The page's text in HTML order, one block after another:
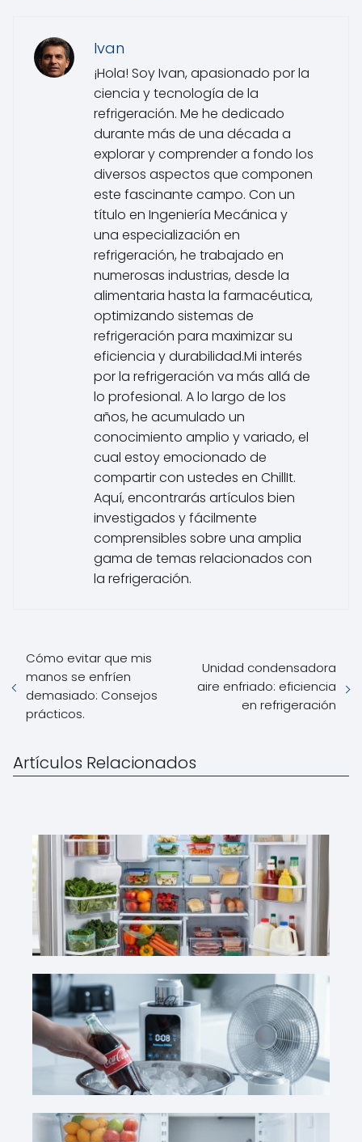
Ivan
¡Hola! Soy Ivan, apasionado por la
ciencia y tecnología de la
refrigeración. Me he dedicado
durante más de una década a
explorar y comprender a fondo los
diversos aspectos que componen
este fascinante campo. Con un
título en Ingeniería Mecánica y
una especialización en
refrigeración, he trabajado en
numerosas industrias, desde la
alimentaria hasta la farmacéutica,
optimizando sistemas de
refrigeración para maximizar su
eficiencia y durabilidad.Mi interés
por la refrigeración va más allá de
lo profesional. A lo largo de los
años, he acumulado un
conocimiento amplio y variado, el
cual estoy emocionado de
compartir con ustedes en ChillIt.
Aquí, encontrarás artículos bien
investigados y fácilmente
comprensibles sobre una amplia
gama de temas relacionados con
la refrigeración.
Cómo evitar que mis
manos se enfríen
demasiado: Consejos
prácticos.
Unidad condensadora
aire enfriado: eficiencia
en refrigeración
Artículos Relacionados